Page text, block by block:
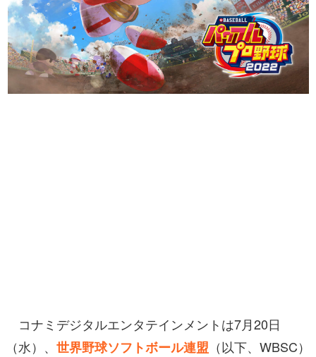
若ゲのいたり〜ゲームクリエイターの青春〜
『うつヌケ』『ペンと箸』等で知られるマンガ家・田中圭
一先生によるゲーム業界レポートマンガです。
なんでゲームは面白い？
ゲーム開発者・hamatsu氏がゲームの魅力を画面や操作の
具体的な形から解き明かしていく、硬派で骨太な評論連載
その他
コナミデジタルエンタテインメントは7月20日
（水）、 世界野球ソフトボール連盟 （以下、WBSC）